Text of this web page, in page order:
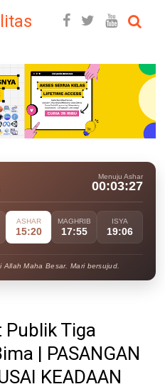
Menuju Ashar
00:03:25
ASHAR
15:20
MAGHRIB
17:55
ISYA
19:06
Allah Maha Besar. Mari bersujud.
Publik Tiga
| PASANGAN
KEADAAN